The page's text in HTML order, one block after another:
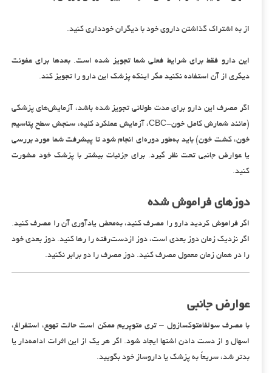
از به اشتراک گذاشتن داروی خود با دیگران خودداری کنید.
این دارو فقط برای شرایط فعلی شما تجویز شده است. بعدها برای عفونت
دیگری از آن استفاده نکنید مگر اینکه پزشک این دارو را تجویز کند.
اگر مصرف این دارو برای مدت طولانی تجویز شده باشد، آزمایش‌های پزشکی
(مانند شمارش کامل خون-CBC، آزمایش عملکرد کلیه، سنجش سطح پتاسیم
خون، کشت خون) باید به‌طور دوره‌ای انجام شود تا پیشرفت شما مورد بررسی
یا عوارض جانبی تحت نظر گیرد. برای جزئیات بیشتر با پزشک خود مشورت
کنید.
دوزهای فراموش شده
اگر فراموش کردید دارو را مصرف کنید، به‌محض یادآوری آن را مصرف کنید.
اگر نزدیک زمان دوز بعدی است، دوز ازدست‌رفته را رها کنید. دوز بعدی خود
را در همان زمان معمول مصرف کنید. دوز مصرف را دو برابر نکنید.
عوارض جانبی
با مصرف سولفامتوکسازول – تری متوپریم ممکن است حالت تهوع، استفراغ،
اسهال و از دست دادن اشتها ایجاد شود. اگر هر یک از این اثرات ادامه‌دار یا
بدتر شد، سریعاً به پزشک یا داروساز خود بگویید.